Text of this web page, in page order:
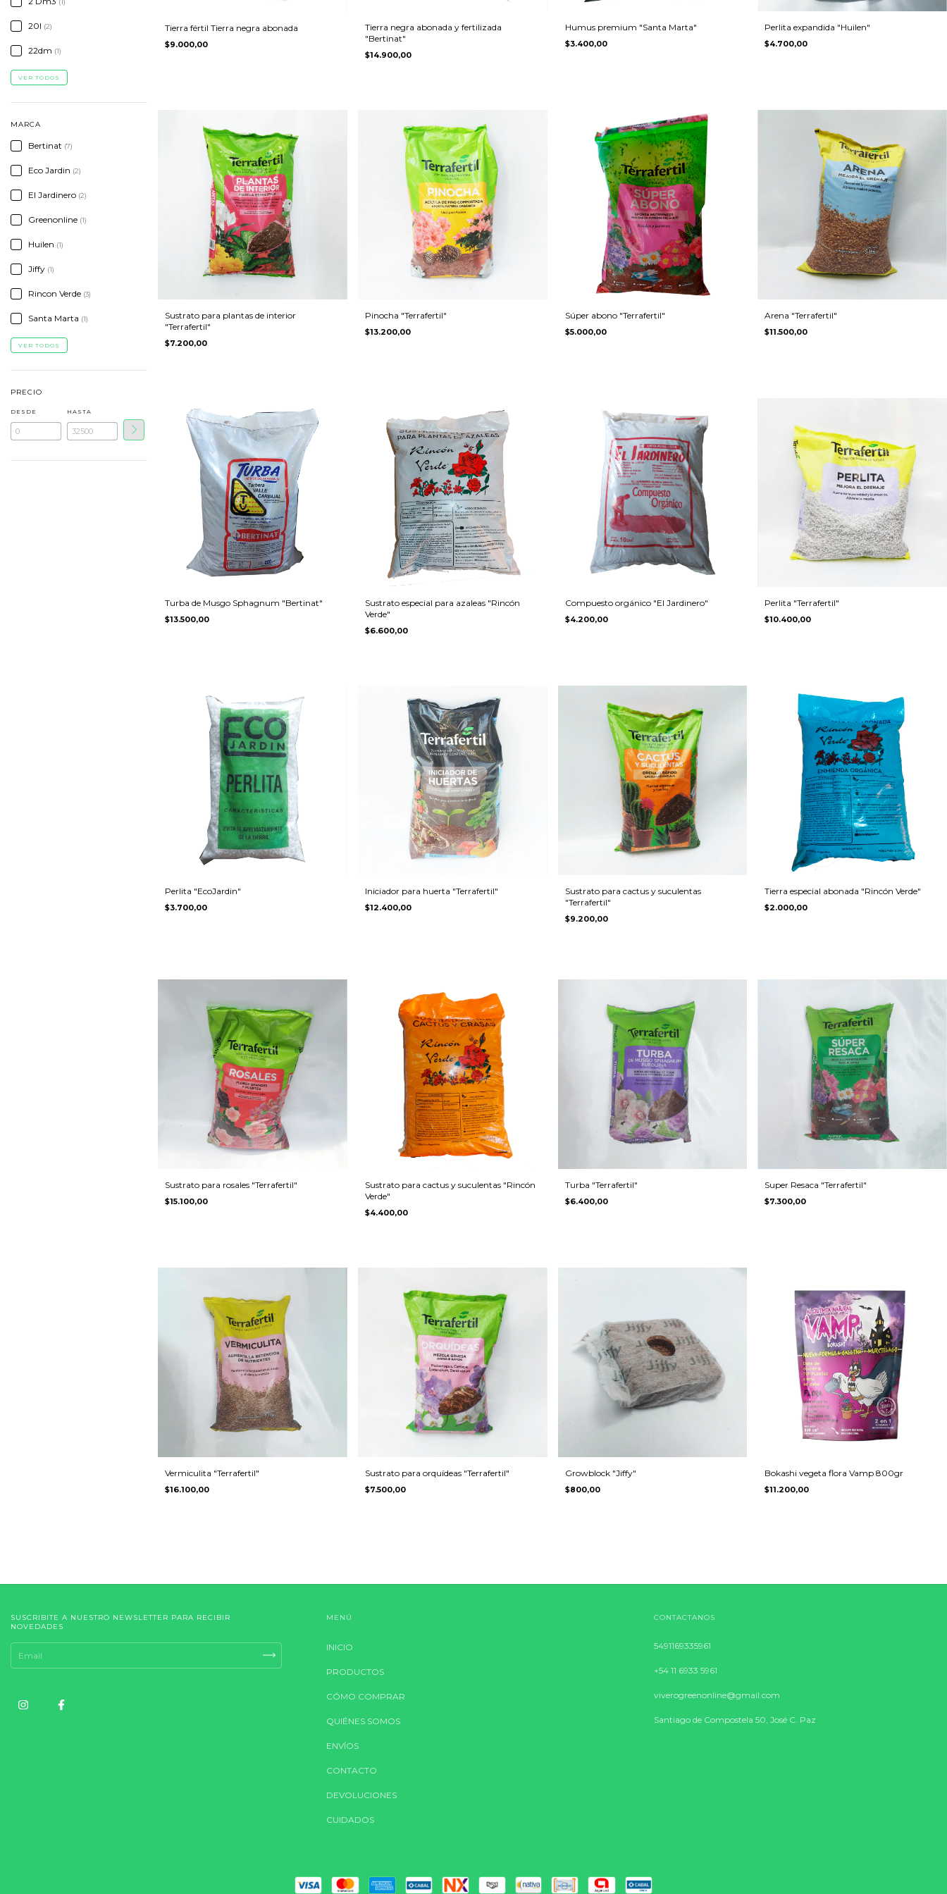
20l (2)
22dm (1)
VER TODOS
MARCA
Bertinat (7)
Eco Jardin (2)
El Jardinero (2)
Greenonline (1)
Huilen (1)
Jiffy (1)
Rincon Verde (3)
Santa Marta (1)
VER TODOS
PRECIO
DESDE HASTA
Tierra fértil Tierra negra abonada
$9.000,00
Tierra negra abonada y fertilizada
"Bertinat"
$14.900,00
Humus premium "Santa Marta"
$3.400,00
Perlita expandida "Huilen"
$4.700,00
Sustrato para plantas de interior
"Terrafertil"
$7.200,00
Pinocha "Terrafertil"
$13.200,00
Súper abono "Terrafertil"
$5.000,00
Arena "Terrafertil"
$11.500,00
Turba de Musgo Sphagnum "Bertinat"
$13.500,00
Sustrato especial para azaleas "Rincón
Verde"
$6.600,00
Compuesto orgánico "El Jardinero"
$4.200,00
Perlita "Terrafertil"
$10.400,00
Perlita "EcoJardin"
$3.700,00
Iniciador para huerta "Terrafertil"
$12.400,00
Sustrato para cactus y suculentas
"Terrafertil"
$9.200,00
Tierra especial abonada "Rincón Verde"
$2.000,00
Sustrato para rosales "Terrafertil"
$15.100,00
Sustrato para cactus y suculentas "Rincón
Verde"
$4.400,00
Turba "Terrafertil"
$6.400,00
Super Resaca "Terrafertil"
$7.300,00
Vermiculita "Terrafertil"
$16.100,00
Sustrato para orquídeas "Terrafertil"
$7.500,00
Growblock "Jiffy"
$800,00
Bokashi vegeta flora Vamp 800gr
$11.200,00
SUSCRIBITE A NUESTRO NEWSLETTER PARA RECIBIR
NOVEDADES
MENÚ
INICIO
PRODUCTOS
CÓMO COMPRAR
QUIÉNES SOMOS
ENVÍOS
CONTACTO
DEVOLUCIONES
CUIDADOS
CONTACTANOS
5491169335961
+54 11 6933 5961
viverogreenonline@gmail.com
Santiago de Compostela 50, José C. Paz